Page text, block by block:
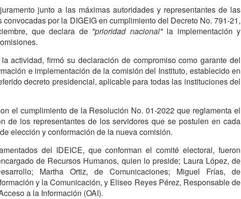
junto a las máximas autoridades y representantes de las
convocadas por la DIGEIG en cumplimiento del Decreto No. 791-21,
que declara de "prioridad nacional"la implementación y
actividad, firmó su declaración de compromiso como garante del
e implementación de la comisión del Instituto, establecido en
decreto presidencial, aplicable para todas las instituciones del
el cumplimiento de la Resolución No. 01-2022 que reglamenta el
de los representantes de los servidores que se postulen en cada
elección y conformación de la nueva comisión.
del IDEICE, que conforman el comité electoral, fueron
de Recursos Humanos, quien lo preside; Laura López, de
Martha Ortiz, de Comunicaciones; Miguel Frías, de
y la Comunicación, y Eliseo Reyes Pérez, Responsable de
a la Información (OAI).